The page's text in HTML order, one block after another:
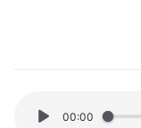
00:00